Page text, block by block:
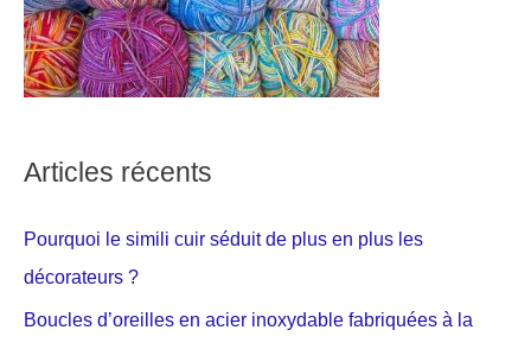
Articles récents
Pourquoi le simili cuir séduit de plus en plus les
décorateurs ?
Boucles d’oreilles en acier inoxydable fabriquées à la